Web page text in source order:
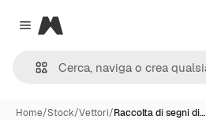
Close menu
Magnific
Home/Stock/Vettori/Raccolta di segni di…